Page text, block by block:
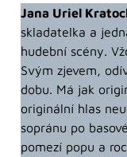
Jana Uriel
skladatelka a
hudební scény.
Svým zjevem,
dobu. Má jak
originální hlas
sopránu po
pomezí popu a